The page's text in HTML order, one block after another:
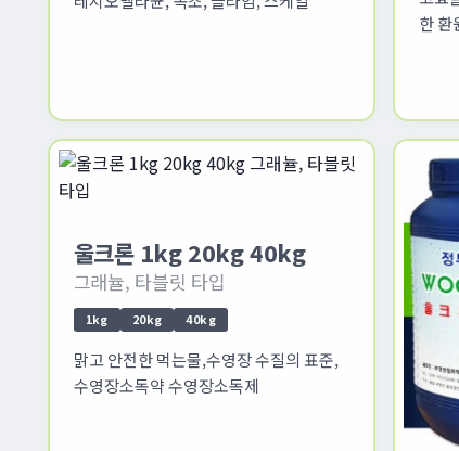
한 환
울크론 1kg 20kg 40kg
그래뉼, 타블릿 타입
1kg 20kg 40kg
맑고 안전한 먹는물,수영장 수질의 표준,
수영장소독약 수영장소독제